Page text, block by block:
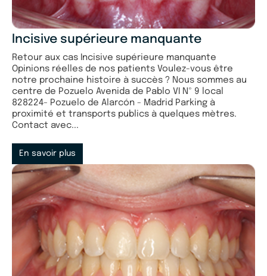
Incisive supérieure manquante
Retour aux cas Incisive supérieure manquante
Opinions réelles de nos patients Voulez-vous être
notre prochaine histoire à succès ? Nous sommes au
centre de Pozuelo Avenida de Pablo VI Nº 9 local
828224- Pozuelo de Alarcón - Madrid Parking à
proximité et transports publics à quelques mètres.
Contact avec...
En savoir plus